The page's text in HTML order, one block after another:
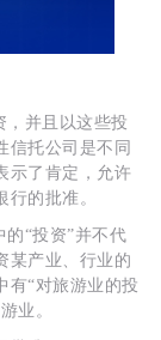
并且以这些投
信托公司是不同
示了肯定，允许
的批准。
“投资”并不代
某产业、行业的
有“对旅游业的投
业。